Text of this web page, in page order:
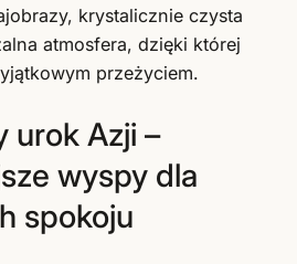
krystalicznie czysta
atmosfera, dzięki której
przeżyciem.
urok Azji –
wyspy dla
spokoju